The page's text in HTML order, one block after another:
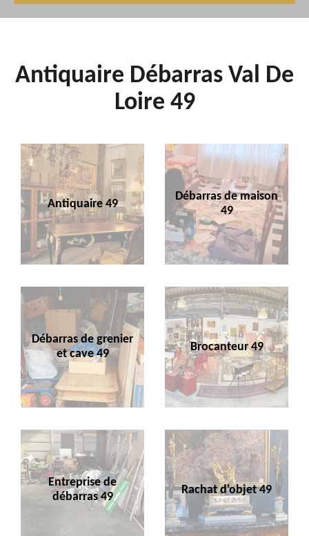
Antiquaire Débarras Val De
Loire 49
Antiquaire 49
Débarras de maison
49
Débarras de grenier
et cave 49
Brocanteur 49
Entreprise de
débarras 49
Rachat d'objet 49